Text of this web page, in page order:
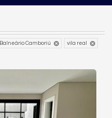
Balneário Camboriú vila real